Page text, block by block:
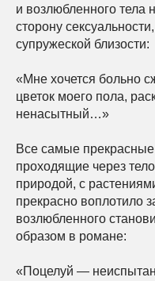
и возлюбленного тела
сторону
супружеской близости:
«Мне хочется больно
цветок моего пола,
ненасытный…»
Все самые
проходящие через
природой, с
прекрасно воплотило
возлюбленного
образом в романе:
«Поцелуй —